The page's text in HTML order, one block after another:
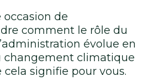
occasion de
comment le rôle du
évolue en
changement climatique
cela signifie pour vous.